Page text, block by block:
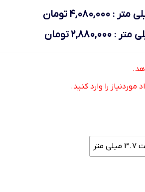
: ۴,۰۸۰,۰۰۰تومان
: ۲,۸۸۰,۰۰۰تومان
را وارد کنید.